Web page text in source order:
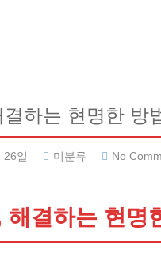
하는 현명한 방
26일 미분류 No
결하는 현명